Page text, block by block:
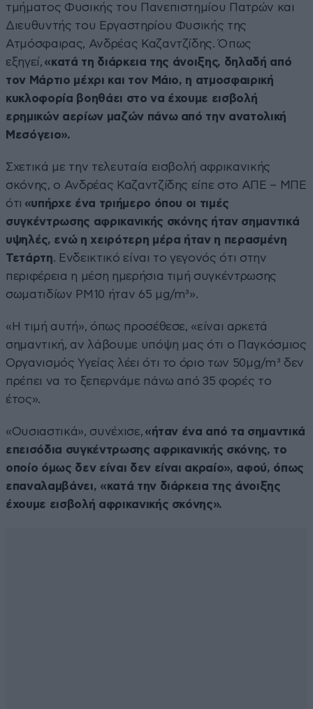
τμήματος Φυσικής του Πανεπιστημίου Πατρών και
Διευθυντής του Εργαστηρίου Φυσικής της
Ατμόσφαιρας, Ανδρέας Καζαντζίδης. Όπως
εξηγεί, «κατά τη διάρκεια της άνοιξης, δηλαδή από
τον Μάρτιο μέχρι και τον Μάιο, η ατμοσφαιρική
κυκλοφορία βοηθάει στο να έχουμε εισβολή
ερημικών αερίων μαζών πάνω από την ανατολική
Μεσόγειο».
Σχετικά με την τελευταία εισβολή αφρικανικής
σκόνης, ο Ανδρέας Καζαντζίδης είπε στο ΑΠΕ – ΜΠΕ
ότι «υπήρχε ένα τριήμερο όπου οι τιμές
συγκέντρωσης αφρικανικής σκόνης ήταν σημαντικά
υψηλές, ενώ η χειρότερη μέρα ήταν η περασμένη
Τετάρτη. Ενδεικτικό είναι το γεγονός ότι στην
περιφέρεια η μέση ημερήσια τιμή συγκέντρωσης
σωματιδίων PM10 ήταν 65 μg/m³».
«Η τιμή αυτή», όπως προσέθεσε, «είναι αρκετά
σημαντική, αν λάβουμε υπόψη μας ότι ο Παγκόσμιος
Οργανισμός Υγείας λέει ότι το όριο των 50μg/m³ δεν
πρέπει να το ξεπερνάμε πάνω από 35 φορές το
έτος».
«Ουσιαστικά», συνέχισε, «ήταν ένα από τα σημαντικά
επεισόδια συγκέντρωσης αφρικανικής σκόνης, το
οποίο όμως δεν είναι δεν είναι ακραίο», αφού, όπως
επαναλαμβάνει, «κατά την διάρκεια της άνοιξης
έχουμε εισβολή αφρικανικής σκόνης».